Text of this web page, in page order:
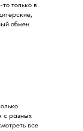
то только в
обмен
с разных
все